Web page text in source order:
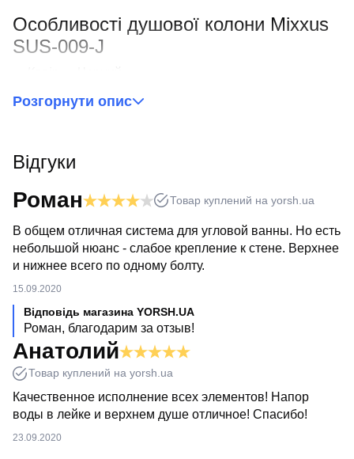
Особливості душової колони Mixxus
SUS-009-J
Шланг— 150 см
Душ колону Mixxus RIO-009-J
символом доброї якості і сучасного дизайну. Даная
кімнати і буде довго радувати Вас функціональністю. У
нас ви можетезамовити душову колону для ванни з
за доступною ціною. Ми
допоможемо Вам підібрати потрібну модель швидко і
професійно.
Розгорнути опис
Відгуки
Роман Товар куплений на yorsh.ua
В общем отличная система для угловой ванны. Но есть
небольшой нюанс - слабое крепление к стене. Верхнее
и нижнее всего по одному болту.
15.09.2020
Відповідь магазина YORSH.UA
Роман, благодарим за отзыв!
Анатолий
Товар куплений на yorsh.ua
Качественное исполнение всех элементов! Напор
воды в лейке и верхнем душе отличное! Спасибо!
23.09.2020